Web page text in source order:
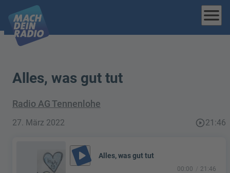
menu
Alles, was gut tut
Radio AG Tennenlohe
27. März 2022 play_circle_outline21:46
play_arrow Alles, was gut tut
00:00 21:46